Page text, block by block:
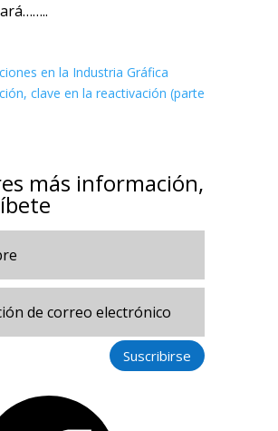
en la Industria Gráfica
clave en la reactivación (parte
más información,
Suscribirse